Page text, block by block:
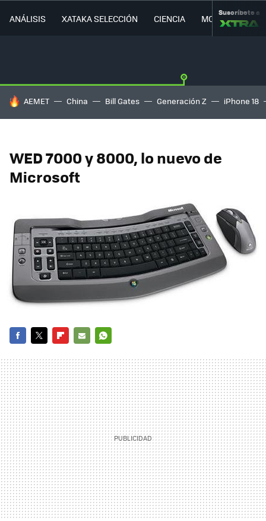
ANÁLISIS XATAKA SELECCIÓN CIENCIA MOVILIDAD
Suscríbete a
HOY SE HABLA DE
AEMET China Bill Gates Generación Z iPhone 18
WED 7000 y 8000, lo nuevo de
Microsoft
MAIL